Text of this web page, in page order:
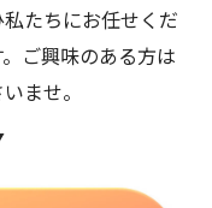
たちにお任せくだ
ご興味のある方は
ませ。